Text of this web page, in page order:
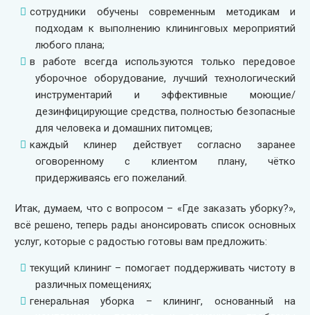
сотрудники обучены современным методикам и
подходам к выполнению клининговых мероприятий
любого плана;
в работе всегда используются только передовое
уборочное оборудование, лучший технологический
инструментарий и эффективные моющие/
дезинфицирующие средства, полностью безопасные
для человека и домашних питомцев;
каждый клинер действует согласно заранее
оговоренному с клиентом плану, чётко
придерживаясь его пожеланий.
Итак, думаем, что с вопросом – «Где заказать уборку?»,
всё решено, теперь рады анонсировать список основных
услуг, которые с радостью готовы вам предложить:
текущий клининг – помогает поддерживать чистоту в
различных помещениях;
генеральная уборка – клининг, основанный на